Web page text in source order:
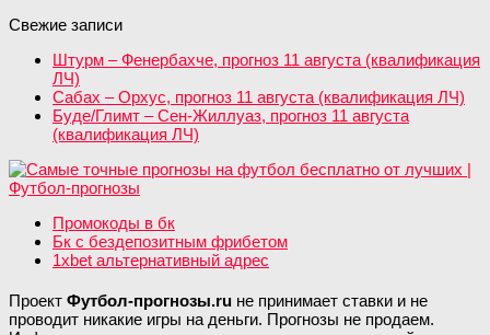
Свежие записи
Штурм – Фенербахче, прогноз 11 августа (квалификация
ЛЧ)
Сабах – Орхус, прогноз 11 августа (квалификация ЛЧ)
Буде/Глимт – Сен-Жиллуаз, прогноз 11 августа
(квалификация ЛЧ)
Промокоды в бк
Бк с бездепозитным фрибетом
1xbet альтернативный адрес
Проект Футбол-прогнозы.ru не принимает ставки и не
проводит никакие игры на деньги. Прогнозы не продаем.